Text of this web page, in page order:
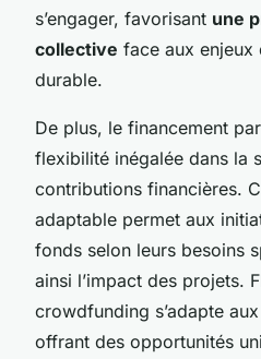
s’engager, favorisant une
collective face aux enjeux
durable.
De plus, le financement
flexibilité inégalée dans la
contributions financières.
adaptable permet aux
fonds selon leurs besoins
ainsi l’impact des projets.
crowdfunding s’adapte
offrant des opportunités